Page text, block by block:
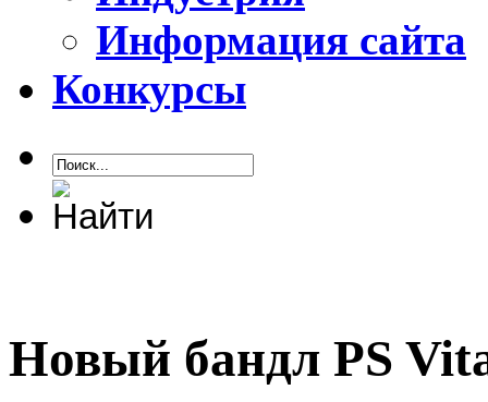
Информация сайта
Конкурсы
Новый бандл PS